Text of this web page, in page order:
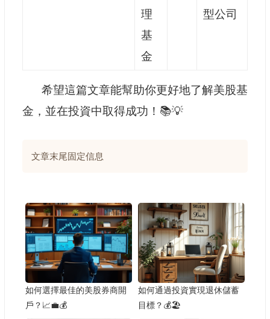
理
基
金
型公司
希望這篇文章能幫助你更好地了解美股基
金，並在投資中取得成功！📚💡
文章末尾固定信息
如何選擇最佳的美股券商開
戶？📈💼💰
如何通過投資實現退休儲蓄
目標？💰🏖️